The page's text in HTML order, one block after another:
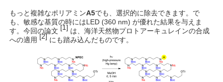
もっと複雑なポリアミンA5でも、選択的に除去できます。で
も、敏感な基質の時にはLED (360 nm) が優れた結果を与えま
す。今回の論文 [1]は、海洋天然物プロトアーキュレインの合成
への適用 [2]にも踏み込んだものです。